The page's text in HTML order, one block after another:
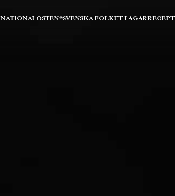
RECEPT
SVENSKA FOLKET LAGAR
NATIONALOSTEN®